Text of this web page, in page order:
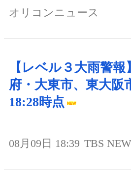
オリコンニュース
【レベル３大雨警報
府・大東市、東大阪
18:28時点
08月09日 18:39 TBS